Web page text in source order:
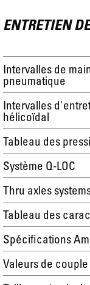
ENTRETIEN
Intervalles de
pneumatique
Intervalles
hélicoïdal
Tableau des
Système Q-LOC
Thru axles
Tableau des
Spécifications
Valeurs de couple